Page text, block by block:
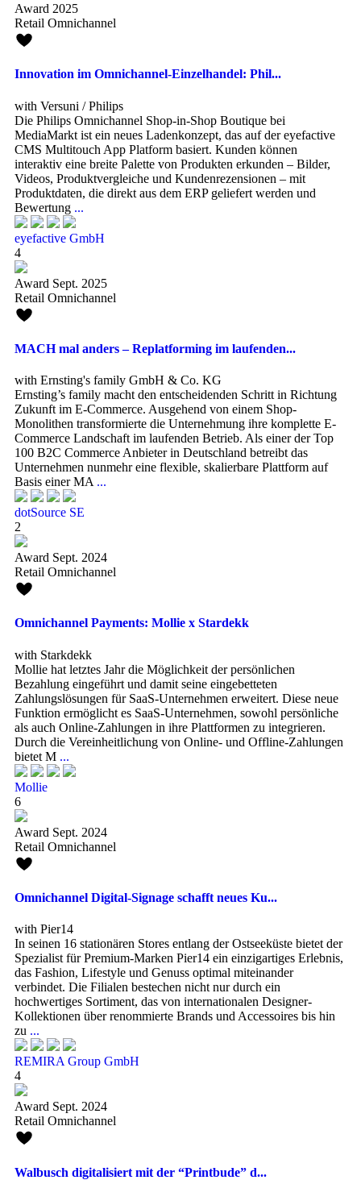
Award 2025
Retail Omnichannel
Innovation im Omnichannel-Einzelhandel: Phil...
with Versuni / Philips
Die Philips Omnichannel Shop-in-Shop Boutique bei
MediaMarkt ist ein neues Ladenkonzept, das auf der eyefactive
CMS Multitouch App Platform basiert. Kunden können
interaktiv eine breite Palette von Produkten erkunden – Bilder,
Videos, Produktvergleiche und Kundenrezensionen – mit
Produktdaten, die direkt aus dem ERP geliefert werden und
Bewertung ...
eyefactive GmbH
4
Award Sept. 2025
Retail Omnichannel
MACH mal anders – Replatforming im laufenden...
with Ernsting's family GmbH & Co. KG
Ernsting’s family macht den entscheidenden Schritt in Richtung
Zukunft im E-Commerce. Ausgehend von einem Shop-
Monolithen transformierte die Unternehmung ihre komplette E-
Commerce Landschaft im laufenden Betrieb. Als einer der Top
100 B2C Commerce Anbieter in Deutschland betreibt das
Unternehmen nunmehr eine flexible, skalierbare Plattform auf
Basis einer MA ...
dotSource SE
2
Award Sept. 2024
Retail Omnichannel
Omnichannel Payments: Mollie x Stardekk
with Starkdekk
Mollie hat letztes Jahr die Möglichkeit der persönlichen
Bezahlung eingeführt und damit seine eingebetteten
Zahlungslösungen für SaaS-Unternehmen erweitert. Diese neue
Funktion ermöglicht es SaaS-Unternehmen, sowohl persönliche
als auch Online-Zahlungen in ihre Plattformen zu integrieren.
Durch die Vereinheitlichung von Online- und Offline-Zahlungen
bietet M ...
Mollie
6
Award Sept. 2024
Retail Omnichannel
Omnichannel Digital-Signage schafft neues Ku...
with Pier14
In seinen 16 stationären Stores entlang der Ostseeküste bietet der
Spezialist für Premium-Marken Pier14 ein einzigartiges Erlebnis,
das Fashion, Lifestyle und Genuss optimal miteinander
verbindet. Die Filialen bestechen nicht nur durch ein
hochwertiges Sortiment, das von internationalen Designer-
Kollektionen über renommierte Brands und Accessoires bis hin
zu ...
REMIRA Group GmbH
4
Award Sept. 2024
Retail Omnichannel
Walbusch digitalisiert mit der “Printbude” d...